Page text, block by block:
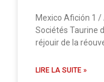
Mexico Afición 1 /
Sociétés Taurine
réjouir de la
LIRE LA SUITE »